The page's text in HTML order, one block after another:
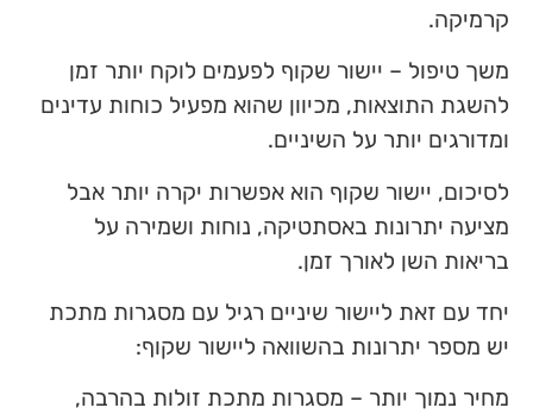
קרמיקה.
משך טיפול – יישור שקוף לפעמים לוקח יותר זמן
להשגת התוצאות, מכיוון שהוא מפעיל כוחות עדינים
ומדורגים יותר על השיניים.
לסיכום, יישור שקוף הוא אפשרות יקרה יותר אבל
מציעה יתרונות באסתטיקה, נוחות ושמירה על
בריאות השן לאורך זמן.
יחד עם זאת ליישור שיניים רגיל עם מסגרות מתכת
יש מספר יתרונות בהשוואה ליישור שקוף:
מחיר נמוך יותר – מסגרות מתכת זולות בהרבה,